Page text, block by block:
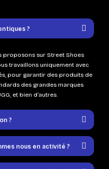
?
proposons sur Street Shoes
travaillons uniquement avec
pour garantir des produits de
des grandes marques
et bien d’autres.
?
nous en activité ?